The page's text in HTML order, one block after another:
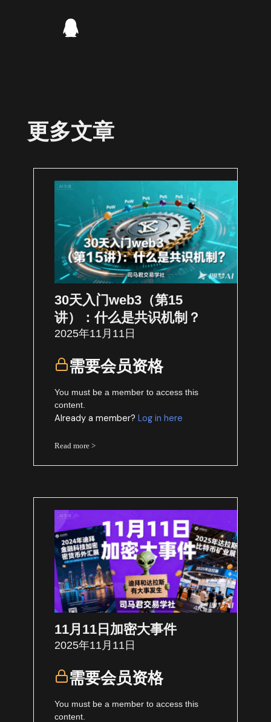
更多文章
30天入门web3（第15
讲）：什么是共识机制？
2025年11月11日
需要会员资格
You must be a member to access this
content.
Already a member?Log in here
Read more >
11月11日加密大事件
2025年11月11日
需要会员资格
You must be a member to access this
content.